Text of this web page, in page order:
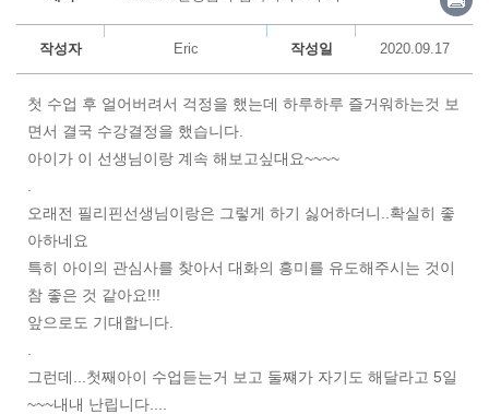
작성자 Eric 작성일 2020.09.17
첫 수업 후 얼어버려서 걱정을 했는데 하루하루 즐거워하는것 보
면서 결국 수강결정을 했습니다.
아이가 이 선생님이랑 계속 해보고싶대요~~~~
오래전 필리핀선생님이랑은 그렇게 하기 싫어하더니..확실히 좋
아하네요
특히 아이의 관심사를 찾아서 대화의 흥미를 유도해주시는 것이
참 좋은 것 같아요!!!
앞으로도 기대합니다.
그런데...첫째아이 수업듣는거 보고 둘쨰가 자기도 해달라고 5일
~~~내내 난립니다....